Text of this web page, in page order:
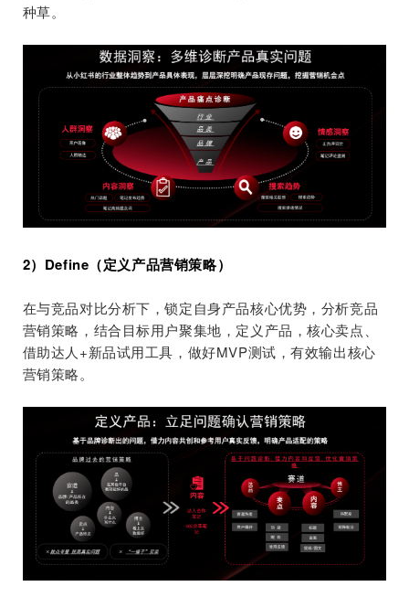
种草。
2）Define（定义产品营销策略）
在与竞品对比分析下，锁定自身产品核心优势，分析竞品
营销策略，结合目标用户聚集地， 定义产品，核心卖点、
借助达人+新品试用工具，做好MVP测试 ，有效输出核心
营销策略。